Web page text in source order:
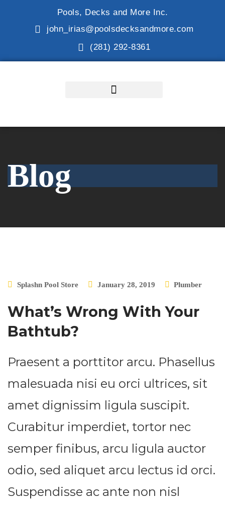
Pools, Decks and More Inc.
john_irias@poolsdecksandmore.com
(281) 292-8361
Blog
Splashn Pool Store January 28, 2019 Plumber
What’s Wrong With Your
Bathtub?
Praesent a porttitor arcu. Phasellus
malesuada nisi eu orci ultrices, sit
amet dignissim ligula suscipit.
Curabitur imperdiet, tortor nec
semper finibus, arcu ligula auctor
odio, sed aliquet arcu lectus id orci.
Suspendisse ac ante non nisl